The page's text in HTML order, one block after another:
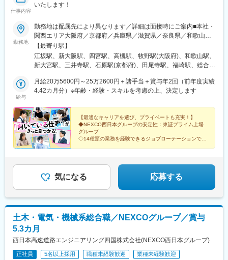
仕事内容
いたします！
勤務地
勤務地は配属先により異なります／詳細は面接時にご案内■本社・
関西エリア大阪府／京都府／兵庫県／滋賀県／奈良県／和歌山県
本社：大阪府吹田市豊津町9-1 EDGE江坂16F関西支店：大阪市淀
川区宮原4-1-4 KDX新大阪ビル11F など■中国エリア広島県／岡
山県／鳥取県／島根県／山口県中国支店：広島県広島市南区京橋
県／佐賀県／熊本県／大分県／宮崎県／鹿児島県九州支店：福岡
市博多区博多駅前2-17-8 安田第4ビル6F など■四国エリア香川県
3 など★6年間で『地域固定』が可能！ライフスタイルに合わせ
た働き方へ。－－－－－－－－－－－－－－－－－入社後は、西
日本全域での転勤やジョブローテーションの可能性があります。
ただし、6年間勤務いただくと、地域を限定した転勤やジョブロー
テーションに切り替えられる制度をご用意しています。幅広い経
選べる仕組みです。
【最寄り駅】
江坂駅、新大阪駅、四宮駅、高槻駅、牧野駅(大阪府)、和歌山駅、
新大宮駅、三井寺駅、石原駅(京都府)、田尾寺駅、福崎駅、総合運
太市駅、馬堀駅、ＪＲ総持寺駅、茨木駅、片原町駅(香川県)、穴吹
駅、吉成駅、金蔵寺駅、福音寺駅、土佐長岡駅、元山駅(香川県)、
津山駅、備前一宮駅、三次駅、緑井駅、上郷駅、玉造温泉駅、七
軒茶屋駅、東比恵駅、加治木駅、御井駅、大分駅、佐世保駅、宮
崎神宮駅、木屋瀬駅、賀来駅、佐賀駅、西諫早駅、新八代駅、下
大利駅、東三国駅、田中口駅、大津市役所前駅、猿猴橋町駅、下
祇園駅、古市駅(広島県)、博多駅、東淀川駅、びわ湖浜大津駅、稲
給与
月給20万5600円～25万2600円＋諸手当＋賞与年2回（前年度実績
4.42カ月分）※年齢・経験・スキルを考慮の上、決定します
【最適なキャリアを選び、プライベートも充実！】
◆NEXCO西日本グループの安定性：東証プライム上場
グループ
◇14種類の業務を経験できるジョブローテーションでス
気になる 応募する
土木・電気・機械系総合職／NEXCOグループ／賞与
5.3カ月
西日本高速道路エンジニアリング四国株式会社(NEXCO西日本グループ)
正社員 5名以上採用 職種未経験歓迎 業種未経験歓迎